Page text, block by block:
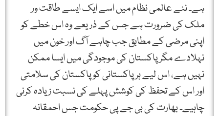
ہے۔ نئے عالمی نظام میں اسے ایک ایسے طاقت ور
ملک کی ضرورت ہے جس کے ذریعے وہ اس خطے کو
اپنی مرضی کے مطابق جب چاہے آگ اور خون میں
نہلادے مگر پاکستان کی موجودگی میں ایسا ممکن
نہیں ہے، اس لیے ہر پاکستانی کو پاکستان کی سلامتی
اور اس کے تحفظ کی کوشش پہلے کی نسبت زیادہ کرنی
چاہیے۔ بھارت کی بی جے پی حکومت جس احمقانہ